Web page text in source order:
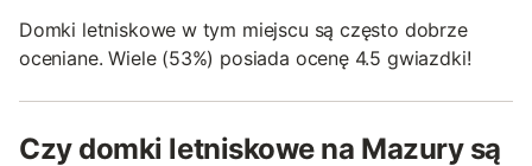
Domki letniskowe w tym miejscu są często dobrze
oceniane. Wiele (53%) posiada ocenę 4.5 gwiazdki!
Czy domki letniskowe na Mazury są